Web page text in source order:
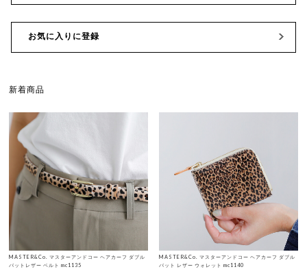
お気に入りに登録
新着商品
MASTER&Co. マスターアンドコー ヘアカーフ ダブル
バットレザー ベルト mc1135
MASTER&Co. マスターアンドコー ヘアカーフ ダブル
バット レザー ウォレット mc1140